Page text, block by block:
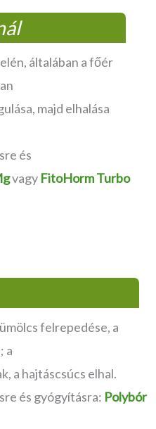
általában a főér
majd elhalása
és
vagy FitoHorm Turbo
felrepedése, a
a
a hajtáscsúcs elhal.
és gyógyításra: Polybór